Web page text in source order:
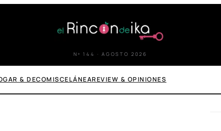
Nº 144 · AGOSTO 2026
& DECOMISCELÁNEAREVIEW & OPINIONES